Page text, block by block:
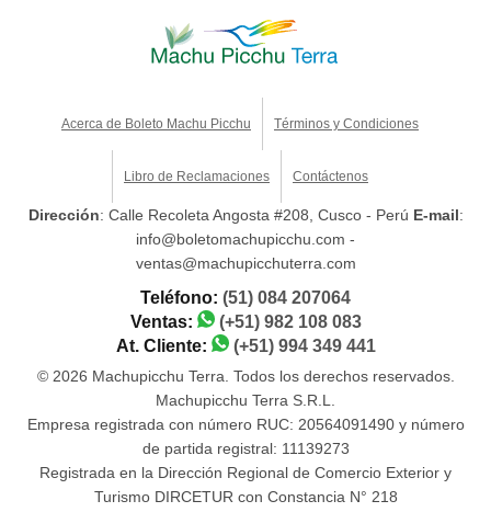
Acerca de Boleto Machu Picchu Términos y Condiciones
Libro de Reclamaciones Contáctenos
Dirección: Calle Recoleta Angosta #208, Cusco - Perú E-mail:
info@boletomachupicchu.com -
ventas@machupicchuterra.com
Teléfono: (51) 084 207064
Ventas:
(+51) 982 108 083
At. Cliente:
(+51) 994 349 441
© 2026 Machupicchu Terra. Todos los derechos reservados.
Machupicchu Terra S.R.L.
Empresa registrada con número RUC: 20564091490 y número
de partida registral: 11139273
Registrada en la Dirección Regional de Comercio Exterior y
Turismo DIRCETUR con Constancia N° 218